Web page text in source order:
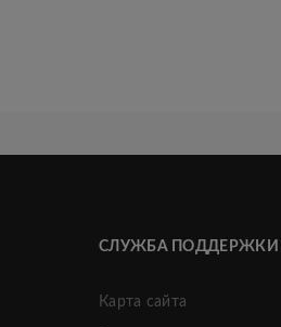
СЛУЖБА ПОДДЕРЖКИ
Карта сайта